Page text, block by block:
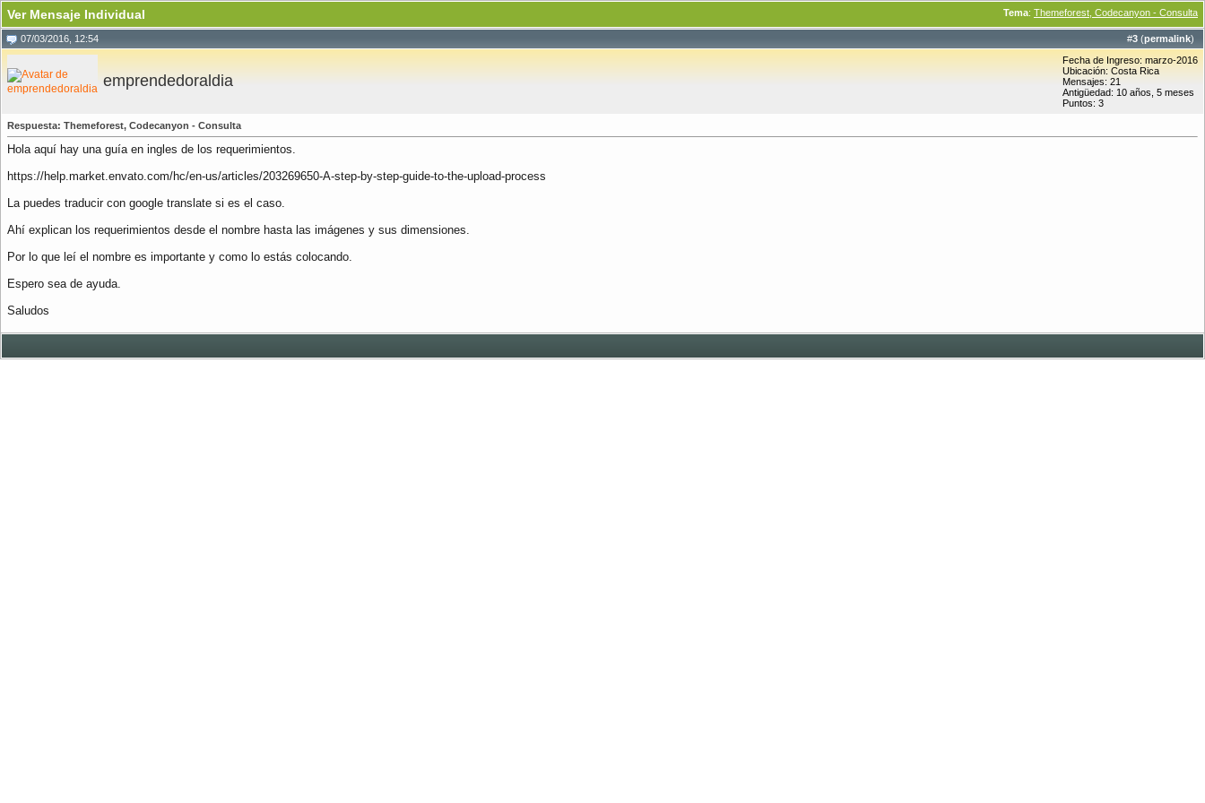
Tema: Themeforest, Codecanyon - Consulta
Ver Mensaje Individual
#3 (permalink)
07/03/2016, 12:54
emprendedoraldia
Fecha de Ingreso: marzo-2016
Ubicación: Costa Rica
Mensajes: 21
Antigüedad: 10 años, 5 meses
Puntos: 3
Respuesta: Themeforest, Codecanyon - Consulta
Hola aquí hay una guía en ingles de los requerimientos.
https://help.market.envato.com/hc/en-us/articles/203269650-A-step-by-step-guide-to-the-upload-process
La puedes traducir con google translate si es el caso.
Ahí explican los requerimientos desde el nombre hasta las imágenes y sus dimensiones.
Por lo que leí el nombre es importante y como lo estás colocando.
Espero sea de ayuda.
Saludos